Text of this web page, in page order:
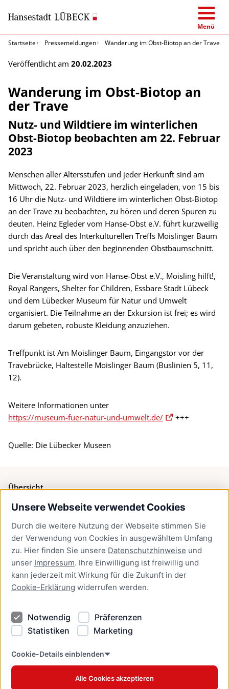
Unsere Webseite verwendet Cookies
Durch die weitere Nutzung der Webseite stimmen Sie
der Verwendung von Cookies in ausgewähltem Umfang
zu. Hier finden Sie unsere Datenschutzhinweise und
unser Impressum. Ihre Einwilligung ist freiwillig und
kann jederzeit mit Wirkung für die Zukunft in der
Cookie-Erklärung widerrufen werden.
Notwendig
Präferenzen
Statistiken
Marketing
Cookie-Details einblenden
Alle Cookies akzeptieren
Menü
Startseite
Pressemeldungen Wanderung im Obst-Biotop an der Trave
Veröffentlicht am 20.02.2023
Wanderung im Obst-Biotop an
der Trave
Nutz- und Wildtiere im winterlichen
Obst-Biotop beobachten am 22. Februar
2023
Menschen aller Altersstufen und jeder Herkunft sind am
Mittwoch, 22. Februar 2023, herzlich eingeladen, von 15 bis
16 Uhr die Nutz- und Wildtiere im winterlichen Obst-Biotop
an der Trave zu beobachten, zu hören und deren Spuren zu
deuten. Heinz Egleder vom Hanse-Obst e.V. führt kurzweilig
durch das Areal des Interkulturellen Treffs Moislinger Baum
und spricht auch über den beginnenden Obstbaumschnitt.
Die Veranstaltung wird von Hanse-Obst e.V., Moisling hilft!,
Royal Rangers, Shelter for Children, Essbare Stadt Lübeck
und dem Lübecker Museum für Natur und Umwelt
organisiert. Die Teilnahme an der Exkursion ist frei; es wird
darum gebeten, robuste Kleidung anzuziehen.
Treffpunkt ist Am Moislinger Baum, Eingangstor vor der
Travebrücke, Haltestelle Moislinger Baum (Buslinien 5, 11,
12).
Weitere Informationen unter
https://museum-fuer-natur-und-umwelt.de/
+++
Quelle: Die Lübecker Museen
Übersicht
Bürgerservice
Presse
Newsletter Lübeck:kompakt
Kontakt
Kontakt
Datenschutzhinweise
Barrierefreiheit
Cookie Erklärung